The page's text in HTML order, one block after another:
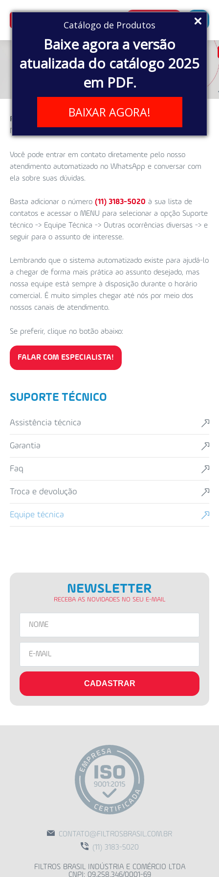
Catálogo de Produtos
Baixe agora a versão
atualizada do catálogo 2025
em PDF.
BAIXAR AGORA!
SUPERBUSCA
Precisa de assistência técnica especializada?
Nossa equipe técnica está à disposição para ajudar.
Você pode entrar em contato diretamente pelo nosso
atendimento automatizado no WhatsApp e conversar com
ela sobre suas dúvidas.
Basta adicionar o número (11) 3183-5020 à sua lista de
contatos e acessar o MENU para selecionar a opção Suporte
técnico -> Equipe Técnica -> Outras ocorrências diversas -> e
seguir para o assunto de interesse.
Lembrando que o sistema automatizado existe para ajudá-lo
a chegar de forma mais prática ao assunto desejado, mas
nossa equipe está sempre à disposição durante o horário
comercial. É muito simples chegar até nós por meio dos
nossos canais de atendimento.
Se preferir, clique no botão abaixo:
FALAR COM ESPECIALISTA!
SUPORTE TÉCNICO
assistência técnica
garantia
faq
troca e devolução
equipe técnica
NEWSLETTER
RECEBA AS NOVIDADES NO SEU E-MAIL
CADASTRAR
CONTATO@FILTROSBRASIL.COM.BR
(11) 3183-5020
FILTROS BRASIL INDÚSTRIA E COMÉRCIO LTDA
CNPJ: 09.258.346/0001-69